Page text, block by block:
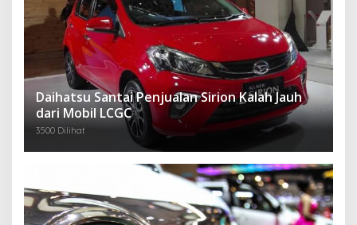
Daihatsu Santai Penjualan Sirion Kalah Jauh
dari Mobil LCGC
3500 Dilihat